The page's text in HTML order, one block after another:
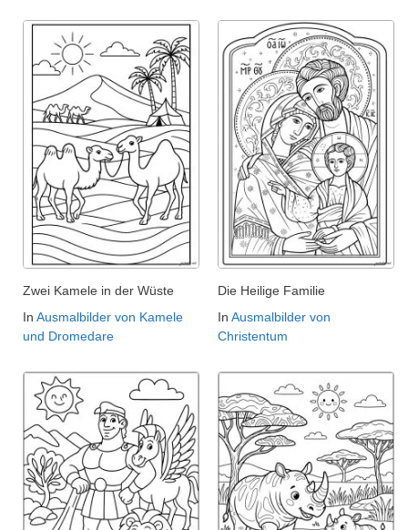
Zwei Kamele in der Wüste
In Ausmalbilder von Kamele
und Dromedare
Die Heilige Familie
In Ausmalbilder von
Christentum